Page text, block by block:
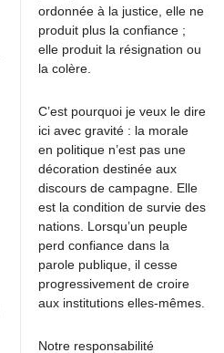
ordonnée à la justice, elle ne
produit plus la confiance ;
elle produit la résignation ou
la colère.
C’est pourquoi je veux le dire
ici avec gravité : la morale
en politique n’est pas une
décoration destinée aux
discours de campagne. Elle
est la condition de survie des
nations. Lorsqu’un peuple
perd confiance dans la
parole publique, il cesse
progressivement de croire
aux institutions elles-mêmes.
Notre responsabilité